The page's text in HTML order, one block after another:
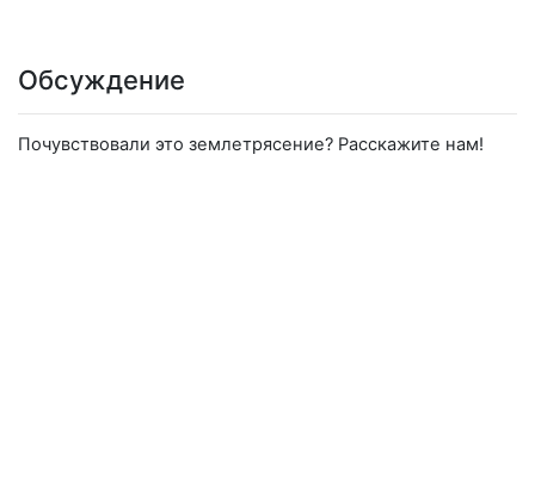
Обсуждение
Почувствовали это землетрясение? Расскажите нам!